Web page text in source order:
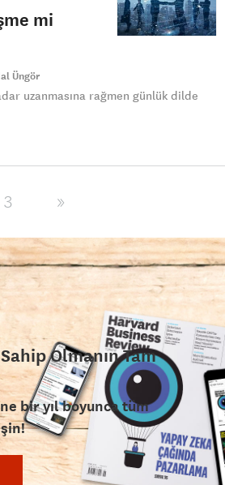
mi
Üngör
uzanmasına rağmen günlük dilde
3 »
Olmanın Tam
bir yıl boyunca tüm